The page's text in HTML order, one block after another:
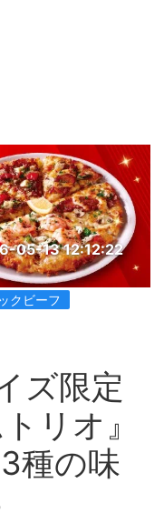
05-13 12:12:22
クビーフ
ズ限定
リオ』
種の味